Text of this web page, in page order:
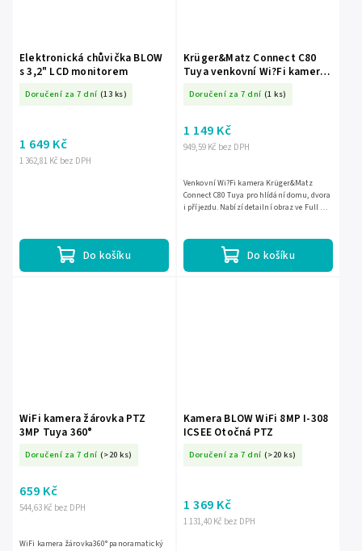
Elektronická chůvička BLOW
s 3,2" LCD monitorem
Doručení za 7 dní (13 ks)
1 362,81 Kč bez DPH
1 649 Kč
Do košíku
Krüger&Matz Connect C80
Tuya venkovní Wi?Fi kamera
Doručení za 7 dní (1 ks)
949,59 Kč bez DPH
1 149 Kč
Do košíku
Venkovní Wi?Fi kamera Krüger&Matz
Connect C80 Tuya pro hlídání domu, dvora
i příjezdu. Nabízí detailní obraz ve Full HD
WiFi kamera žárovka PTZ
3MP Tuya 360°
Doručení za 7 dní (>20 ks)
544,63 Kč bez DPH
659 Kč
WiFi kamera žárovka360° panoramatický
Kamera BLOW WiFi 8MP I-308
ICSEE Otočná PTZ
Doručení za 7 dní (>20 ks)
1 131,40 Kč bez DPH
1 369 Kč